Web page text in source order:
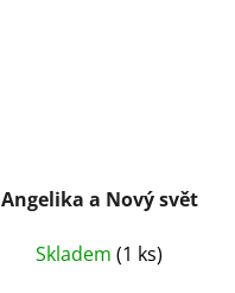
Angelika a Nový svět
Skladem (1 ks)